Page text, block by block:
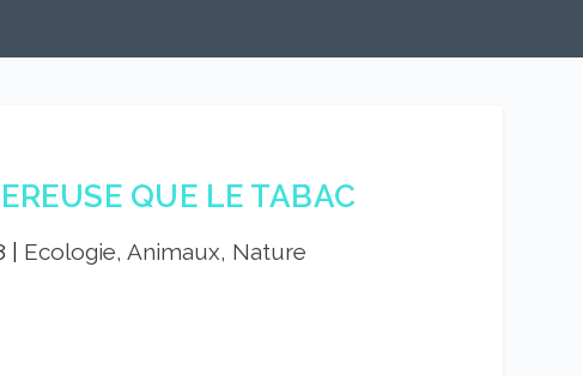
QUE LE TABAC
Ecologie, Animaux, Nature